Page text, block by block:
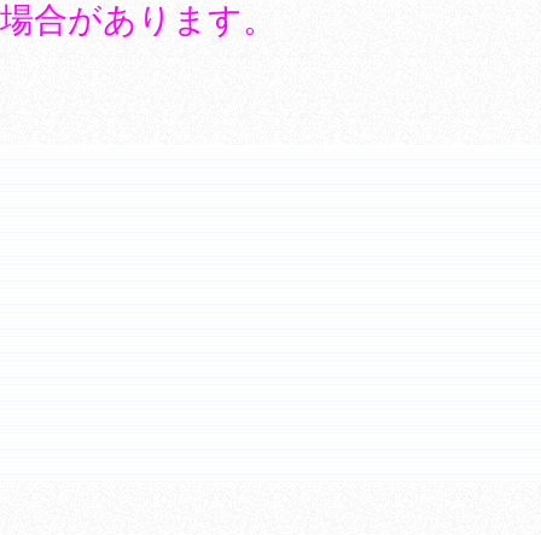
場合があります。